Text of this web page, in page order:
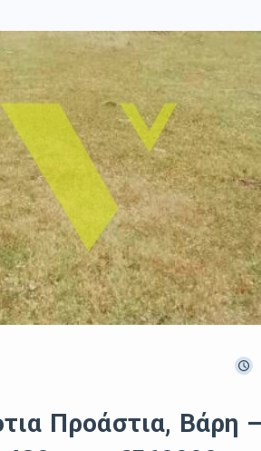
Προάστια, Βάρη